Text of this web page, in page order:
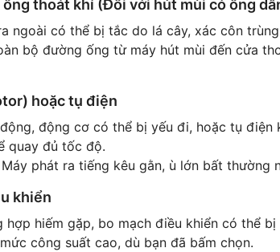
thoát khí (Đối với hút mùi có ống
ngoài có thể bị tắc do lá cây, xác côn
bộ đường ống từ máy hút mùi đến cửa
hoặc tụ điện
động cơ có thể bị yếu đi, hoặc tụ
quay đủ tốc độ.
Máy phát ra tiếng kêu gằn, ù lớn bất thường
khiển
hợp hiếm gặp, bo mạch điều khiển có thể
công suất cao, dù bạn đã bấm chọn.